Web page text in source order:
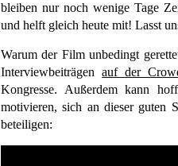
bleiben nur noch wenige Tage
und helft gleich heute mit! Lasst
Warum der Film unbedingt
Interviewbeiträgenauf der
Kongresse. Außerdem kann
motivieren, sich an dieser guten
beteiligen: